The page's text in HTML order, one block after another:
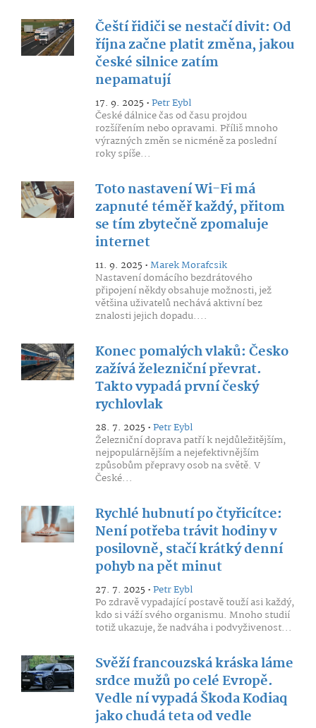
Čeští řidiči se nestačí divit: Od
října začne platit změna, jakou
české silnice zatím
nepamatují
17. 9. 2025 •Petr Eybl
České dálnice čas od času projdou
rozšířením nebo opravami. Příliš mnoho
výrazných změn se nicméně za poslední
roky spíše...
Toto nastavení Wi-Fi má
zapnuté téměř každý, přitom
se tím zbytečně zpomaluje
internet
11. 9. 2025 •Marek Morafcsik
Nastavení domácího bezdrátového
připojení někdy obsahuje možnosti, jež
většina uživatelů nechává aktivní bez
znalosti jejich dopadu....
Konec pomalých vlaků: Česko
zažívá železniční převrat.
Takto vypadá první český
rychlovlak
28. 7. 2025 •Petr Eybl
Železniční doprava patří k nejdůležitějším,
nejpopulárnějším a nejefektivnějším
způsobům přepravy osob na světě. V
České...
Rychlé hubnutí po čtyřicítce:
Není potřeba trávit hodiny v
posilovně, stačí krátký denní
pohyb na pět minut
27. 7. 2025 •Petr Eybl
Po zdravě vypadající postavě touží asi každý,
kdo si váží svého organismu. Mnoho studií
totiž ukazuje, že nadváha i podvyživenost...
Svěží francouzská kráska láme
srdce mužů po celé Evropě.
Vedle ní vypadá Škoda Kodiaq
jako chudá teta od vedle